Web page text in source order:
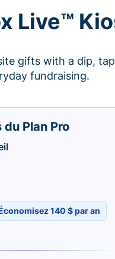
Live™
gifts with a dip,
fundraising.
Plan Pro
140 $ par an